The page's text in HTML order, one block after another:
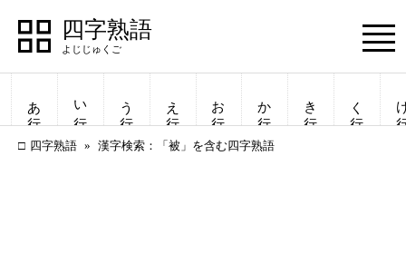
四字熟語 Menu
あ行 い行 う行 え行 お行 か行 き行 く行
四字熟語 漢字検索：「被」を含む四字熟語